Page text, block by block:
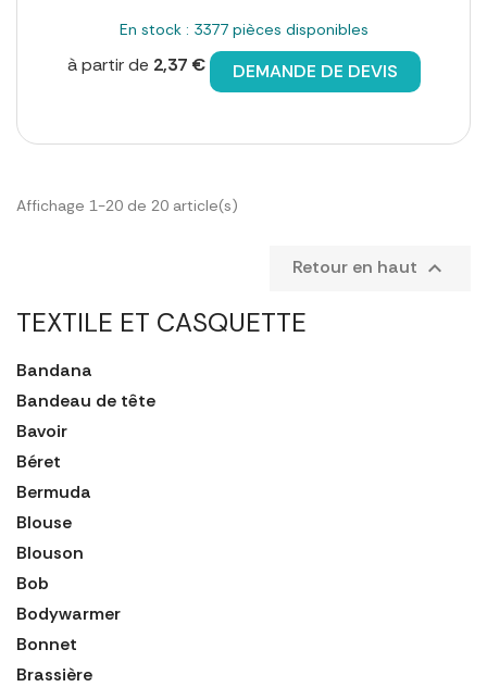
TEXTILE ET CASQUETTE
Bandana
Bandeau de tête
Bavoir
Béret
Bermuda
Blouse
Blouson
Bob
Bodywarmer
Bonnet
Brassière
En stock : 3377 pièces disponibles
à partir de 2,37 € DEMANDE DE DEVIS
Affichage 1-20 de 20 article(s)
Retour en haut 